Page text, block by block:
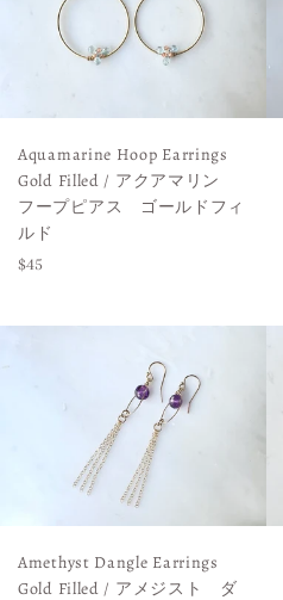
Aquamarine Hoop Earrings
Gold Filled / アクアマリン
フープピアス ゴールドフィ
ルド
Regular
$45
Amethyst Dangle Earrings
Gold Filled / アメジスト ダ